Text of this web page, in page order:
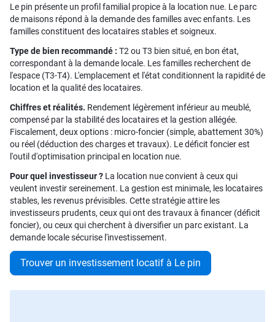
Le pin présente un profil familial propice à la location nue. Le parc
de maisons répond à la demande des familles avec enfants. Les
familles constituent des locataires stables et soigneux.
Type de bien recommandé : T2 ou T3 bien situé, en bon état,
correspondant à la demande locale. Les familles recherchent de
l'espace (T3-T4). L'emplacement et l'état conditionnent la rapidité de
location et la qualité des locataires.
Chiffres et réalités. Rendement légèrement inférieur au meublé,
compensé par la stabilité des locataires et la gestion allégée.
Fiscalement, deux options : micro-foncier (simple, abattement 30%)
ou réel (déduction des charges et travaux). Le déficit foncier est
l'outil d'optimisation principal en location nue.
Pour quel investisseur ? La location nue convient à ceux qui
veulent investir sereinement. La gestion est minimale, les locataires
stables, les revenus prévisibles. Cette stratégie attire les
investisseurs prudents, ceux qui ont des travaux à financer (déficit
foncier), ou ceux qui cherchent à diversifier un parc existant. La
demande locale sécurise l'investissement.
Trouver un investissement locatif à Le pin